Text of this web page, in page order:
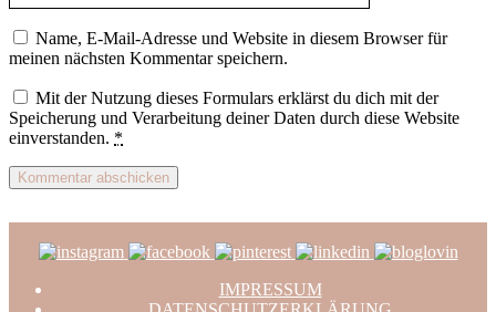
Name, E-Mail-Adresse und Website in diesem Browser für
meinen nächsten Kommentar speichern.
Mit der Nutzung dieses Formulars erklärst du dich mit der
Speicherung und Verarbeitung deiner Daten durch diese Website
einverstanden. *
IMPRESSUM